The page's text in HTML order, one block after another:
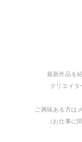
最新作品を
クリエイタ
ご興味ある方は
（お仕事に